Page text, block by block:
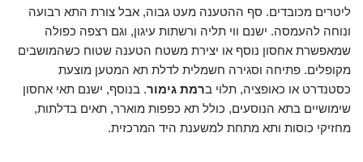
ליטרים מכובדים. סף ההטענה מעט גבוה, אבל צורת התא רבועה
ונוחה להעמסה. ישנם ווי תליה ורשתות עיגון, וגם רצפה כפולה
שמאפשרת אחסון נוסף או יצירת משטח הטענה שטוח כשהמושבים
מקופלים. פתיחה וסגירה חשמלית לדלת תא המטען מוצעת
כסטנדרט או כאופציה, תלוי ברמת גימור. בנוסף, ישנם תאי אחסון
שימושיים בתא הנוסעים, כולל תא כפפות מוארר, תאים בדלתות,
מחזיקי כוסות ותא מתחת למשענת היד המרכזית.